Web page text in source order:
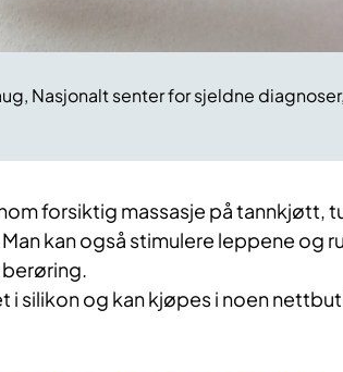
Nasjonalt senter for sjeldne
forsiktig massasje på tannkjøtt,
kan også stimulere leppene og
i silikon og kan kjøpes i noen